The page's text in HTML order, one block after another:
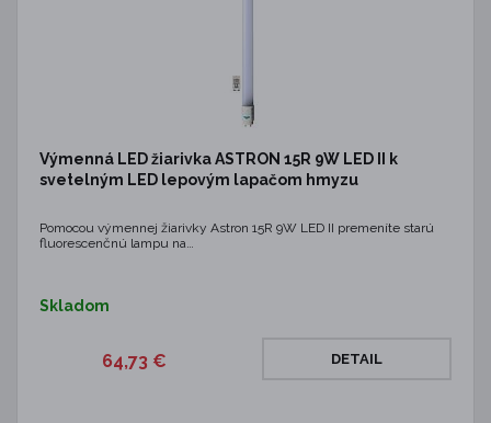
Výmenná LED žiarivka ASTRON 15R 9W LED II k
svetelným LED lepovým lapačom hmyzu
Pomocou výmennej žiarivky Astron 15R 9W LED II premeníte starú
fluorescenčnú lampu na…
Skladom
64,73 € DETAIL